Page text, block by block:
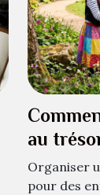
au
enfants
Organiser
pour des